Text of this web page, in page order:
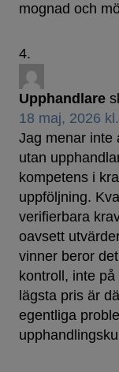
mognad och
Upphandlare
18 maj, 2026
Jag menar inte
utan
kompetens i
uppföljning.
verifierbara
oavsett
vinner beror
kontroll, inte
lägsta pris är
egentliga